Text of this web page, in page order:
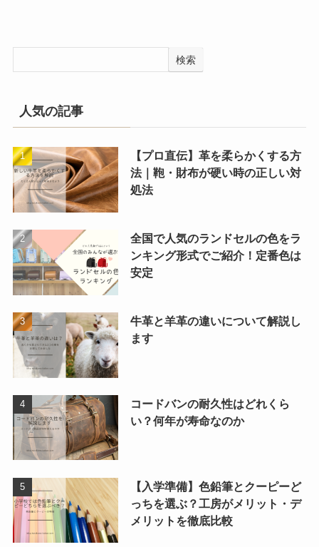
検索
人気の記事
【プロ直伝】革を柔らかくする方
法｜鞄・財布が硬い時の正しい対
処法
全国で人気のランドセルの色をラ
ンキング形式でご紹介！定番色は
安定
牛革と羊革の違いについて解説し
ます
コードバンの耐久性はどれくら
い？何年が寿命なのか
【入学準備】色鉛筆とクーピーど
っちを選ぶ？工房がメリット・デ
メリットを徹底比較